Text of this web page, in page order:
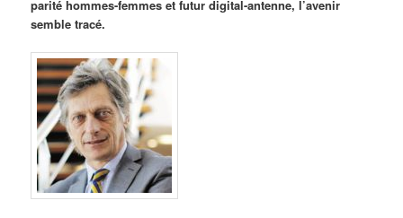
parité hommes-femmes et futur digital-antenne, l’avenir
semble tracé.